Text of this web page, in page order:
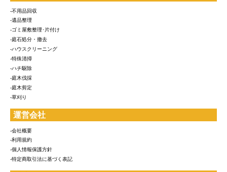
-不用品回収
-遺品整理
-ゴミ屋敷整理･片付け
-庭石処分・撤去
-ハウスクリーニング
-特殊清掃
-ハチ駆除
-庭木伐採
-庭木剪定
-草刈り
運営会社
-会社概要
-利用規約
-個人情報保護方針
-特定商取引法に基づく表記